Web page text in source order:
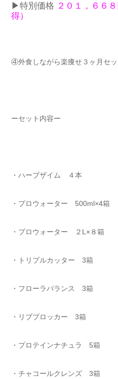
▶︎特別価格 ２０１，６６
得）
④外食しながら楽痩せ３ヶ月セッ
ーセット内容ー
・ハーブザイム ４本
・プロウォーター 500ml×4箱
・プロウォーター ２L×８箱
・トリプルカッター 3箱
・フローラバランス 3箱
・リブブロッカー 3箱
・プロテインナチュラ 5箱
・チャコールクレンズ 3箱